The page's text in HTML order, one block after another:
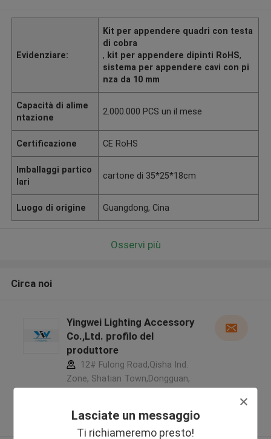
Lasciate un messaggio
Ti richiameremo presto!
Evidenziare:
Kit per appendere quadri con testa
di cobra
, kit per appendere dipinti RoHS,
sistema per appendere cavi con pi
nza da 10 mm
Capacità di alime
ntazione
2.000.000 PCS un il mese
Certificazione CE RoHS
Imballaggi partico
lari
cartone di 35*25*18cm
Luogo di origine Guangdong, Cina
Osservi più
Circa noi
Yingwei Lighting Accessory
Co.,Ltd. profilo del
produttore
12# Fulong Road,Qisha Ind.
Zone, Shatian Town,Dongguan,
Fornitore verificato